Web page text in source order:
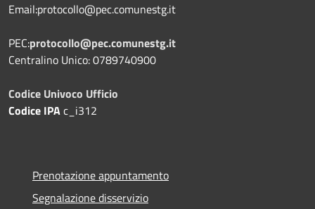
Email:protocollo@pec.comunestg.it
PEC:protocollo@pec.comunestg.it
Centralino Unico: 0789740900
Codice Univoco Ufficio
Codice IPAc_i312
Prenotazione appuntamento
Segnalazione disservizio